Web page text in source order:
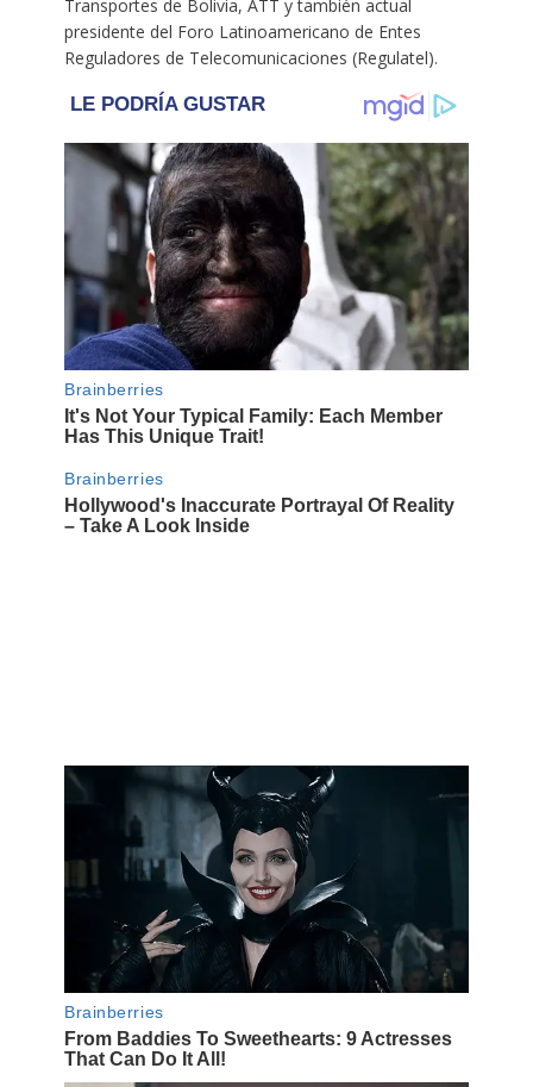
Transportes de Bolivia, ATT y también actual
presidente del Foro Latinoamericano de Entes
Reguladores de Telecomunicaciones (Regulatel).